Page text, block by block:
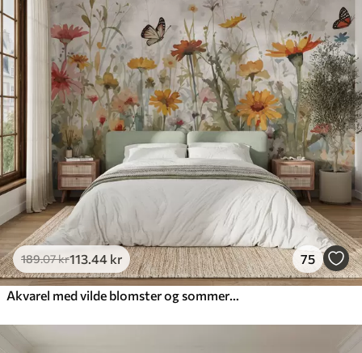
189.07kr113 .44 kr 75